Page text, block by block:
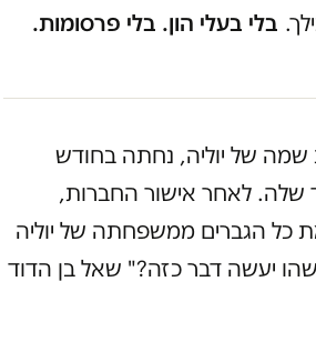
בלי בעלי הון. בלי פרסומות.
של יוליה, נחתה בחודש
שלה. לאחר אישור החברות,
כל הגברים ממשפחתה של יוליה
יעשה דבר כזה?" שאל בן הדוד